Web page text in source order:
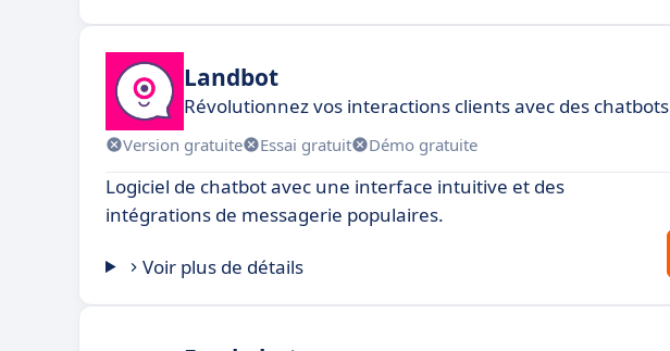
Landbot
Révolutionnez vos interactions clients avec des chatbots
Version gratuite Essai gratuit Démo gratuite
Logiciel de chatbot avec une interface intuitive et des
intégrations de messagerie populaires.
Voir plus de détails